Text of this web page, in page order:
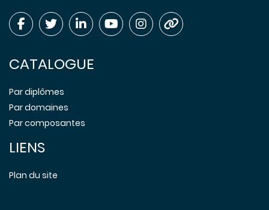
CATALOGUE
Par diplômes
Par domaines
Par composantes
LIENS
Plan du site